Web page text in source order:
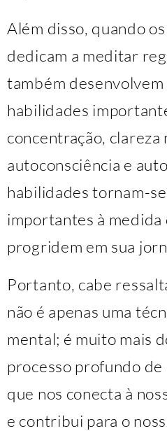
Além disso, quando
dedicam a meditar
também desenvolvem
habilidades
concentração, clareza
autoconsciência e
habilidades tornam-
importantes à
progridem em sua
Portanto, cabe
não é apenas uma
mental; é muito mais
processo profundo
que nos conecta à
e contribui para o